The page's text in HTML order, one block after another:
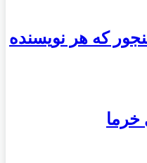
سنجور که هر نویسنده
خرما